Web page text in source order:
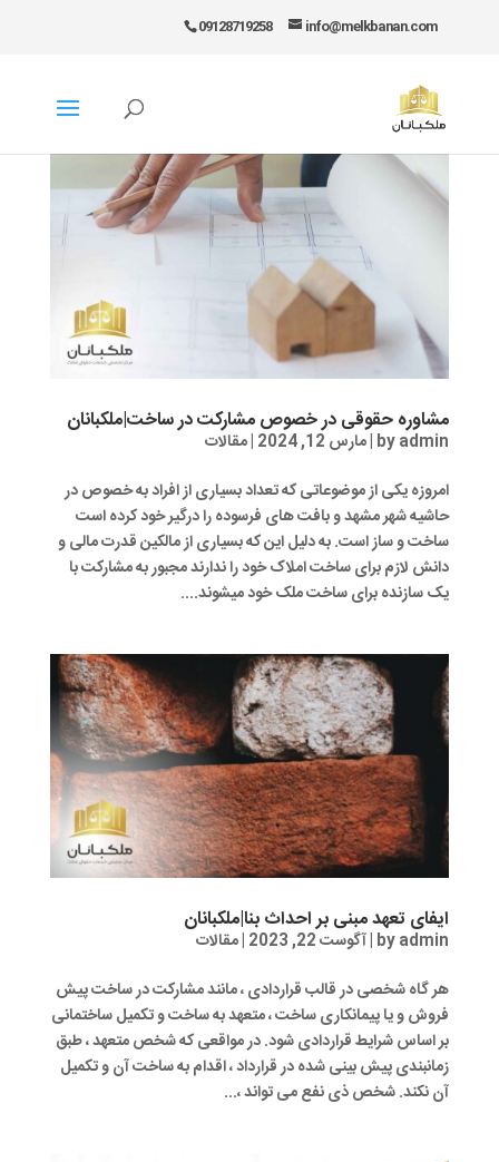
09128719258 info@melkbanan.com
مشاوره حقوقی در خصوص مشارکت در ساخت|ملکبانان
byadmin
|مارس 12, 2024 |مقالات
امروزه یکی از موضوعاتی که تعداد بسیاری از افراد به خصوص در
حاشیه شهر مشهد و بافت های فرسوده را درگیر خود کرده است
ساخت و ساز است. به دلیل این که بسیاری از مالکین قدرت مالی و
دانش لازم برای ساخت املاک خود را ندارند مجبور به مشارکت با
یک سازنده برای ساخت ملک خود میشوند....
ایفای تعهد مبنی بر احداث بنا|ملکبانان
byadmin
|آگوست 22, 2023 |مقالات
هر گاه شخصی در قالب قراردادی ، مانند مشارکت در ساخت پیش
فروش و یا پیمانکاری ساخت ، متعهد به ساخت و تکمیل ساختمانی
بر اساس شرایط قراردادی شود. در مواقعی که شخص متعهد ، طبق
زمانبندی پیش بینی شده در قرارداد ، اقدام به ساخت آن و تکمیل
آن نکند. شخص ذی نفع می تواند ،...